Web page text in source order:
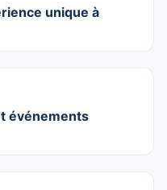
unique à
événements